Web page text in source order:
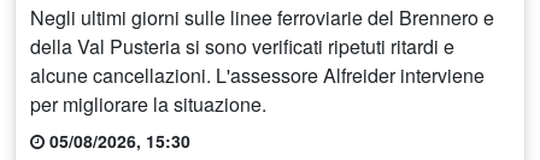
Negli ultimi giorni sulle linee ferroviarie del Brennero e
della Val Pusteria si sono verificati ripetuti ritardi e
alcune cancellazioni. L'assessore Alfreider interviene
per migliorare la situazione.
05/08/2026, 15:30